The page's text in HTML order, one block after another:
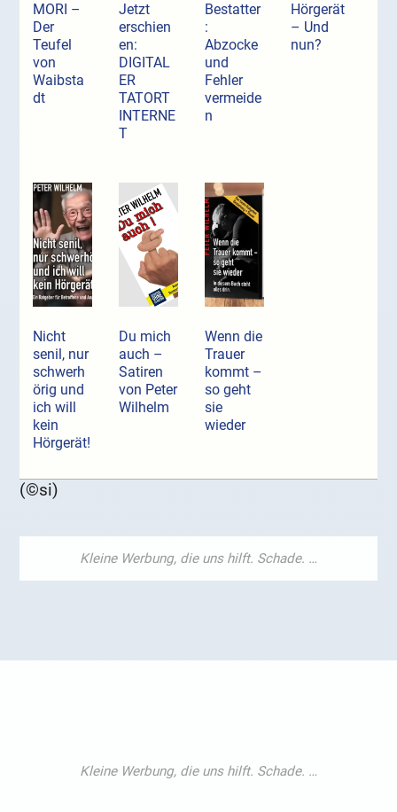
MORI –
Der
Teufel
von
Waibsta
dt
Jetzt
erschien
en:
DIGITAL
ER
TATORT
INTERNE
T
Bestatter
:
Abzocke
und
Fehler
vermeide
n
Hörgerät
– Und
nun?
Nicht
senil, nur
schwerh
örig und
ich will
kein
Hörgerät!
Du mich
auch –
Satiren
von Peter
Wilhelm
Wenn die
Trauer
kommt –
so geht
sie
wieder
(©si)